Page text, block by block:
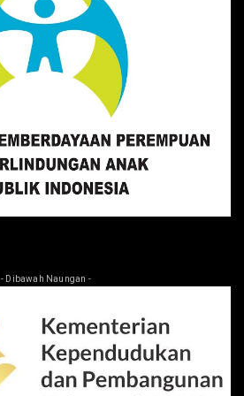
- Dibawah Naungan -